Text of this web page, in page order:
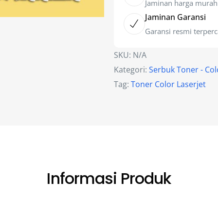
Jaminan harga murah
Jaminan Garansi
Garansi resmi
SKU: N/A
Kategori: Serbuk Toner -
Tag: Toner Color Laserjet
Informasi Produk